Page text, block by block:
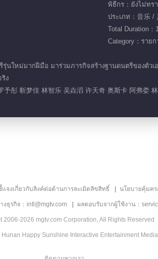
พิธีกร：ยังไม่ทร
ประเภท：音乐 /
Total Duration
Category：รายก
รุ่นใหม่มากฝีมือ มาร่วมภารกิจสร้างฐานดนตรีของตั
ง
彤 靳梦佳 林智乐 吴垚滔 许天奇 奥斯卡 阿弗娄
แจงเกี่ยวกับลิงค์ต่อต้านการละเมิดลิขสิทธิ์ นโยบายคุ้มค
ธุรกิจ：intl@mgtv.com ผลตอบรับจากผู้ใช้งาน：
2006-2026 mgtv.com Corporation, All Rights Reserved
Happy Sunshine Interactive Entertainment